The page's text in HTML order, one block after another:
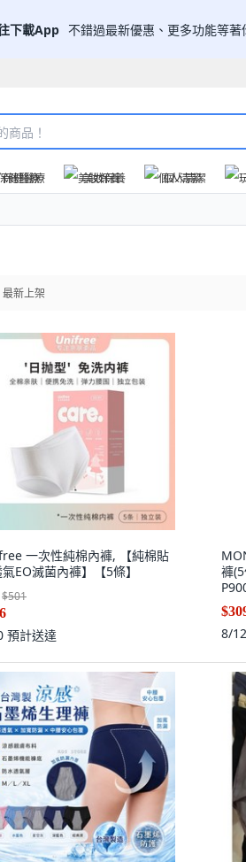
下載App 不錯過最新優惠、更多功能等著
保健醫療 美妝保養 個人清潔
最新上架
一次性純棉內褲, 【純棉貼
EO滅菌內褲】【5條】
$501
預計送達
褲
8/